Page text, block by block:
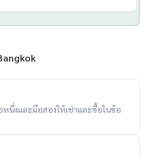
นึ่งและมือสองให้เช่าและซื้อในข้อ